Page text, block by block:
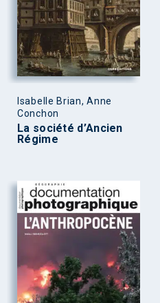
Isabelle Brian, Anne
Conchon
La société d’Ancien
Régime